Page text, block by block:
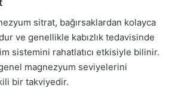
sitrat, bağırsaklardan kolayca
ve genellikle kabızlık tedavisinde
sistemini rahatlatıcı etkisiyle bilinir.
magnezyum seviyelerini
bir takviyedir.